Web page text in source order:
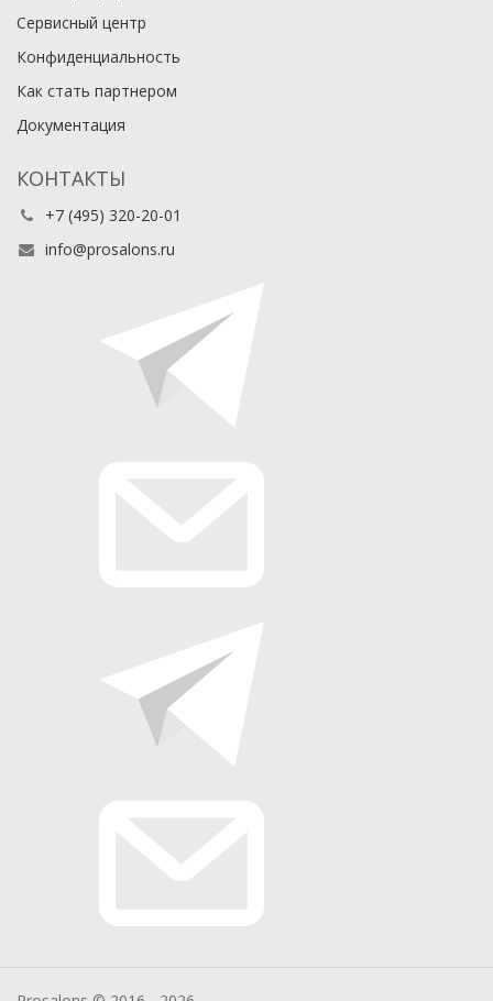
Сервисный центр
Конфиденциальность
Как стать партнером
Документация
КОНТАКТЫ
+7 (495) 320-20-01
info@prosalons.ru